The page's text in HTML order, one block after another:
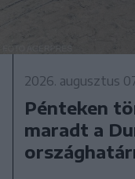
2026. augusztus
Pénteken
maradt a